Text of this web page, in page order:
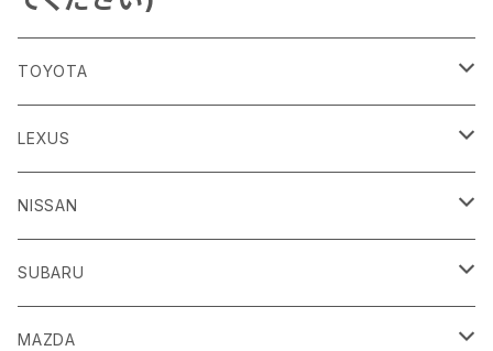
TOYOTA
86
H24/4～R3/8 ZN6
GR86
R3/10～ ZN8
ｂＢ
H17/12～H28/8 20系
ｂZ４X
LEXUS
ＣＴ
H23/1～R4/11
ＥＳ
H30/10～
ＧＳ
NISSAN
ＡＤ
H18/12～ Y12
ＧＴ－Ｒ
SUBARU
ＢＲＺ
MAZDA